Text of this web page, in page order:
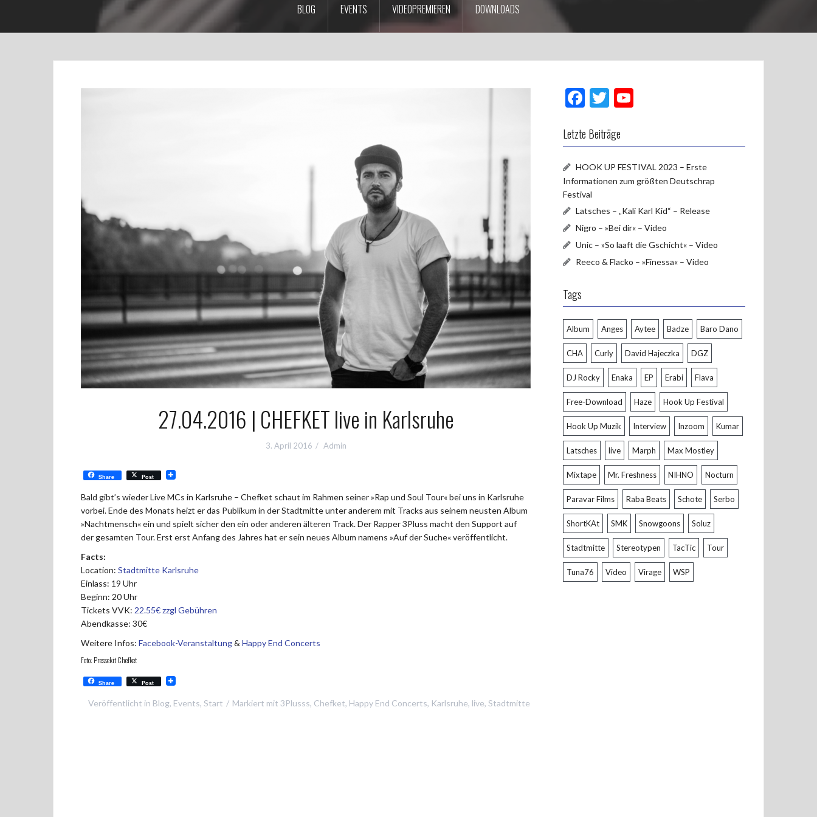
BLOG EVENTS VIDEOPREMIEREN DOWNLOADS
27.04.2016 | CHEFKET live in Karlsruhe
3. April 2016 Admin
Share Post
Bald gibt’s wieder Live MCs in Karlsruhe – Chefket schaut im Rahmen seiner »Rap und Soul Tour« bei uns in Karlsruhe
vorbei. Ende des Monats heizt er das Publikum in der Stadtmitte unter anderem mit Tracks aus seinem neusten Album
»Nachtmensch« ein und spielt sicher den ein oder anderen älteren Track. Der Rapper 3Pluss macht den Support auf
der gesamten Tour. Erst erst Anfang des Jahres hat er sein neues Album namens »Auf der Suche« veröffentlicht.
Facts:
Location: Stadtmitte Karlsruhe
Einlass: 19 Uhr
Beginn: 20 Uhr
Tickets VVK: 22.55€ zzgl Gebühren
Abendkasse: 30€
Weitere Infos: Facebook-Veranstaltung&Happy End Concerts
Foto: Pressekit Chefket
Share Post
Veröffentlicht in Blog, Events, Start Markiert mit 3Plusss, Chefket, Happy End Concerts, Karlsruhe, live, Stadtmitte
F
e
o
o
k
T
itt
u
e
Letzte Beiträge
HOOK UP FESTIVAL 2023 – Erste
Informationen zum größten Deutschrap
Festival
Latsches – „Kali Karl Kid“ – Release
Nigro – »Bei dir« – Video
Unic – »So laaft die Gschicht« – Video
Reeco & Flacko – »Finessa« – Video
Tags
Album Anges Aytee Badze Baro Dano
CHA Curly David Hajeczka DGZ
DJ Rocky Enaka EP Erabi Flava
Free-Download Haze Hook Up Festival
Hook Up Muzik Interview Inzoom Kumar
Latsches live Marph Max Mostley
Mixtape Mr. Freshness NIHNO Nocturn
Paravar Films Raba Beats Schote Serbo
ShortKAt SMK Snowgoons Soluz
Stadtmitte Stereotypen TacTic Tour
Tuna76 Video Virage WSP